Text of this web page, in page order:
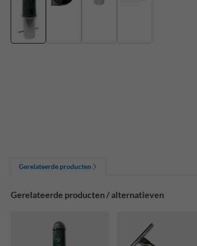
Gerelateerde producten
Gerelateerde producten / alternatieven